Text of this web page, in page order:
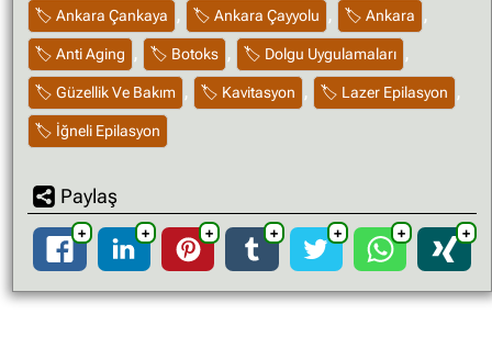
Ankara Çankaya , Ankara Çayyolu , Ankara ,
Anti Aging , Botoks , Dolgu Uygulamaları ,
Güzellik Ve Bakım , Kavitasyon , Lazer Epilasyon ,
İğneli Epilasyon
Paylaş
➕ ➕ ➕ ➕ ➕ ➕ ➕